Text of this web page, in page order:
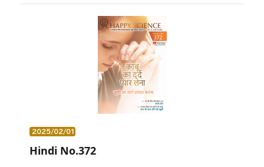
2025/02/01
Hindi No.372